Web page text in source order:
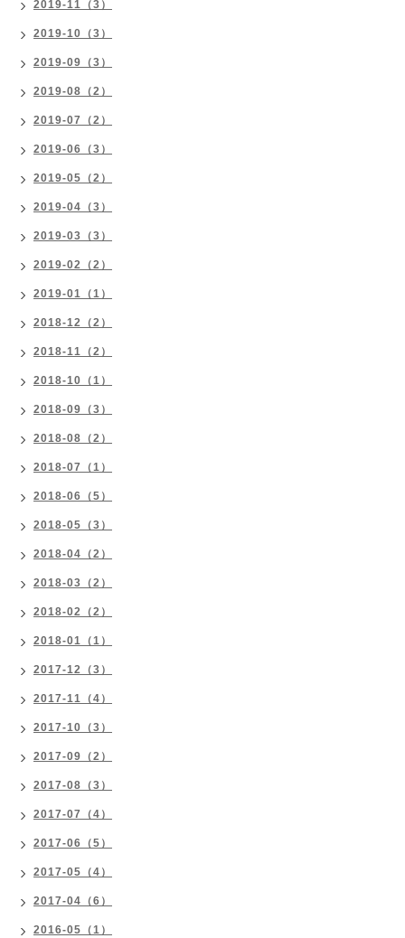
2019-11（3）
2019-10（3）
2019-09（3）
2019-08（2）
2019-07（2）
2019-06（3）
2019-05（2）
2019-04（3）
2019-03（3）
2019-02（2）
2019-01（1）
2018-12（2）
2018-11（2）
2018-10（1）
2018-09（3）
2018-08（2）
2018-07（1）
2018-06（5）
2018-05（3）
2018-04（2）
2018-03（2）
2018-02（2）
2018-01（1）
2017-12（3）
2017-11（4）
2017-10（3）
2017-09（2）
2017-08（3）
2017-07（4）
2017-06（5）
2017-05（4）
2017-04（6）
2016-05（1）